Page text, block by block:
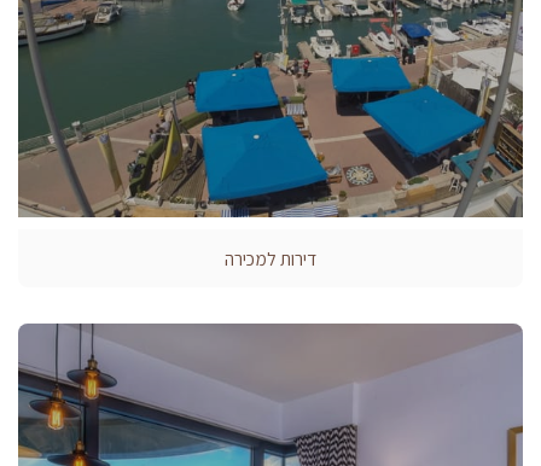
דירות למכירה